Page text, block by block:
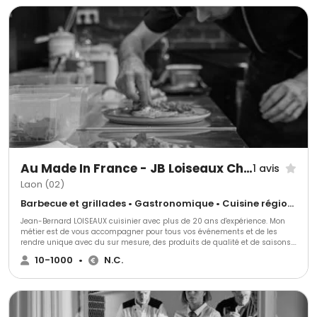
Au Made In France - JB Loiseaux Chef Evénementiel1 avis
Laon (02)
Barbecue et grillades • Gastronomique • Cuisine régionale
Jean-Bernard LOISEAUX cuisinier avec plus de 20 ans d'expérience. Mon
métier est de vous accompagner pour tous vos événements et de les
rendre unique avec du sur mesure, des produits de qualité et de saisons.
N'hésitez pas a nous solliciter !
10-1000 • N.C.